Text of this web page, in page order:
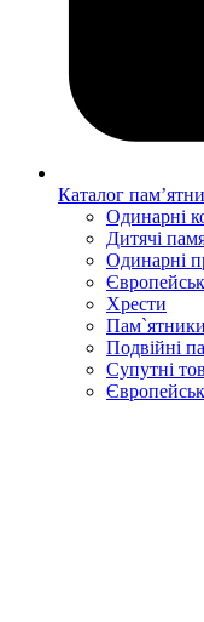
Каталог
Одинарні
Дитячі
Одинарні
Хрести
Подвійні
Супутні